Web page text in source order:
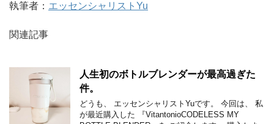
執筆者： エッセンシャリストYu
関連記事
人生初のボトルブレンダーが最高過ぎた
件。
どうも、 エッセンシャリストYuです。 今回は、 私
が最近購入した 『VitantonioCODELESS MY